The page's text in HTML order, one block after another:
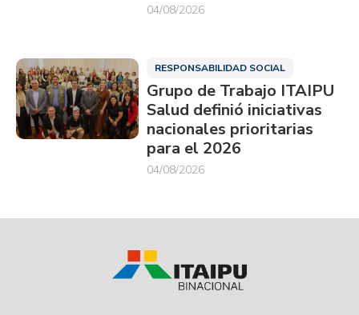
04/08/2026
RESPONSABILIDAD SOCIAL
Grupo de Trabajo ITAIPU
Salud definió iniciativas
nacionales prioritarias
para el 2026
04/08/2026